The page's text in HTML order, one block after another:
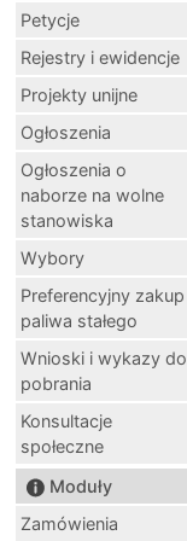
Petycje
Rejestry i ewidencje
Projekty unijne
Ogłoszenia
Ogłoszenia o
naborze na wolne
stanowiska
Wybory
Preferencyjny zakup
paliwa stałego
Wnioski i wykazy do
pobrania
Konsultacje
społeczne
Moduły
Zamówienia